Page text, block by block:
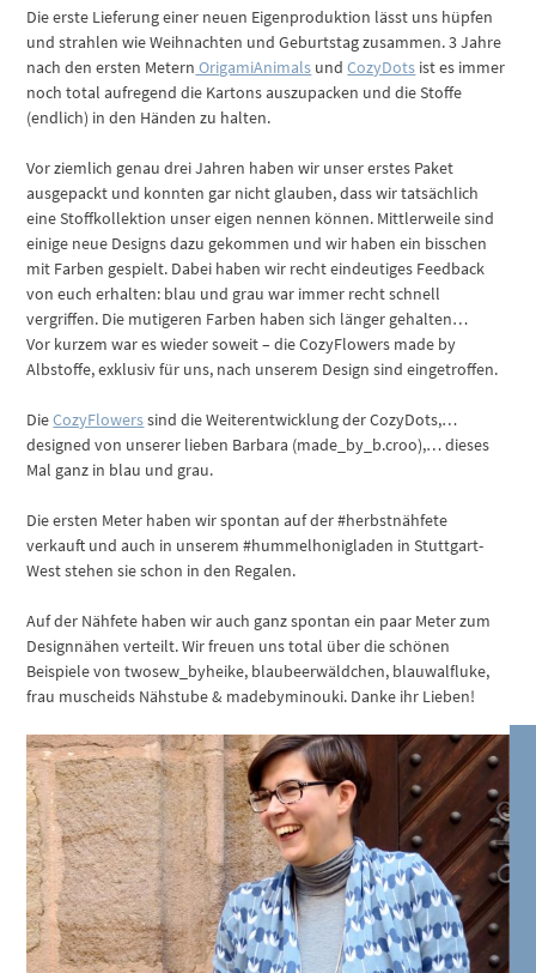
Die erste Lieferung einer neuen Eigenproduktion lässt uns hüpfen
und strahlen wie Weihnachten und Geburtstag zusammen. 3 Jahre
nach den ersten Metern OrigamiAnimals undCozyDots ist es immer
noch total aufregend die Kartons auszupacken und die Stoffe
(endlich) in den Händen zu halten.
Vor ziemlich genau drei Jahren haben wir unser erstes Paket
ausgepackt und konnten gar nicht glauben, dass wir tatsächlich
eine Stoffkollektion unser eigen nennen können. Mittlerweile sind
einige neue Designs dazu gekommen und wir haben ein bisschen
mit Farben gespielt. Dabei haben wir recht eindeutiges Feedback
von euch erhalten: blau und grau war immer recht schnell
vergriffen. Die mutigeren Farben haben sich länger gehalten…
Vor kurzem war es wieder soweit – die CozyFlowers made by
Albstoffe, exklusiv für uns, nach unserem Design sind eingetroffen.
DieCozyFlowerssind die Weiterentwicklung der CozyDots,…
designed von unserer lieben Barbara (made_by_b.croo),… dieses
Mal ganz in blau und grau.
Die ersten Meter haben wir spontan auf der #herbstnähfete
verkauft und auch in unserem #hummelhonigladen in Stuttgart-
West stehen sie schon in den Regalen.
Auf der Nähfete haben wir auch ganz spontan ein paar Meter zum
Designnähen verteilt. Wir freuen uns total über die schönen
Beispiele von twosew_byheike, blaubeerwäldchen, blauwalfluke,
frau muscheids Nähstube & madebyminouki. Danke ihr Lieben!